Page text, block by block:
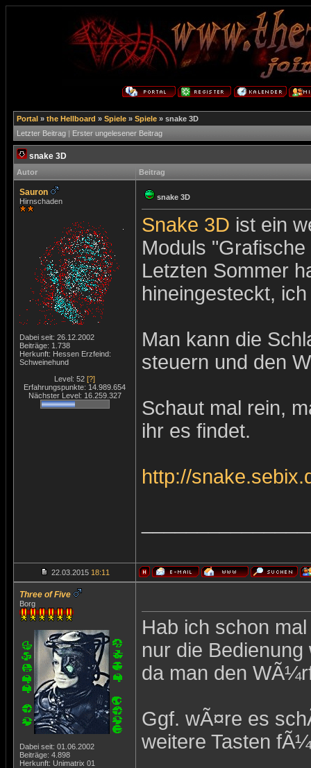
Portal » the Hellboard » Spiele » Spiele » snake 3D
Letzter Beitrag | Erster ungelesener Beitrag
snake 3D
Autor Beitrag
Sauron
Hirnschaden
Dabei seit: 26.12.2002
Beiträge: 1.738
Herkunft: Hessen Erzfeind:
Schweinehund
Level: 52 [?]
Erfahrungspunkte: 14.989.654
Nächster Level: 16.259.327
snake 3D
Snake 3D ist ein
Moduls
Letzten Sommer
hineingesteckt,
Man kann die
steuern und den
Schaut mal rein,
ihr es findet.
http://
22.03.2015 18:11
Three of Five
Borg
Dabei seit: 01.06.2002
Beiträge: 4.898
Herkunft: Unimatrix 01
Hab ich schon
nur die
da man den
Ggf. wÃ¤re es
weitere Tasten